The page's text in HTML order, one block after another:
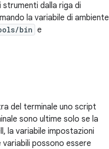
dalla riga di
la variabile di ambiente
bin e
del terminale uno script
sono ultime solo se la
la variabile impostazioni
variabili possono essere